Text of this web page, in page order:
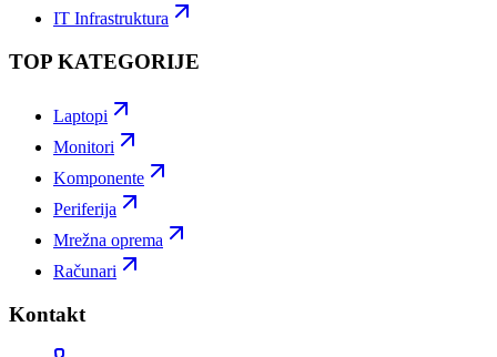
IT Infrastruktura
TOP KATEGORIJE
Laptopi
Monitori
Komponente
Periferija
Mrežna oprema
Računari
Kontakt